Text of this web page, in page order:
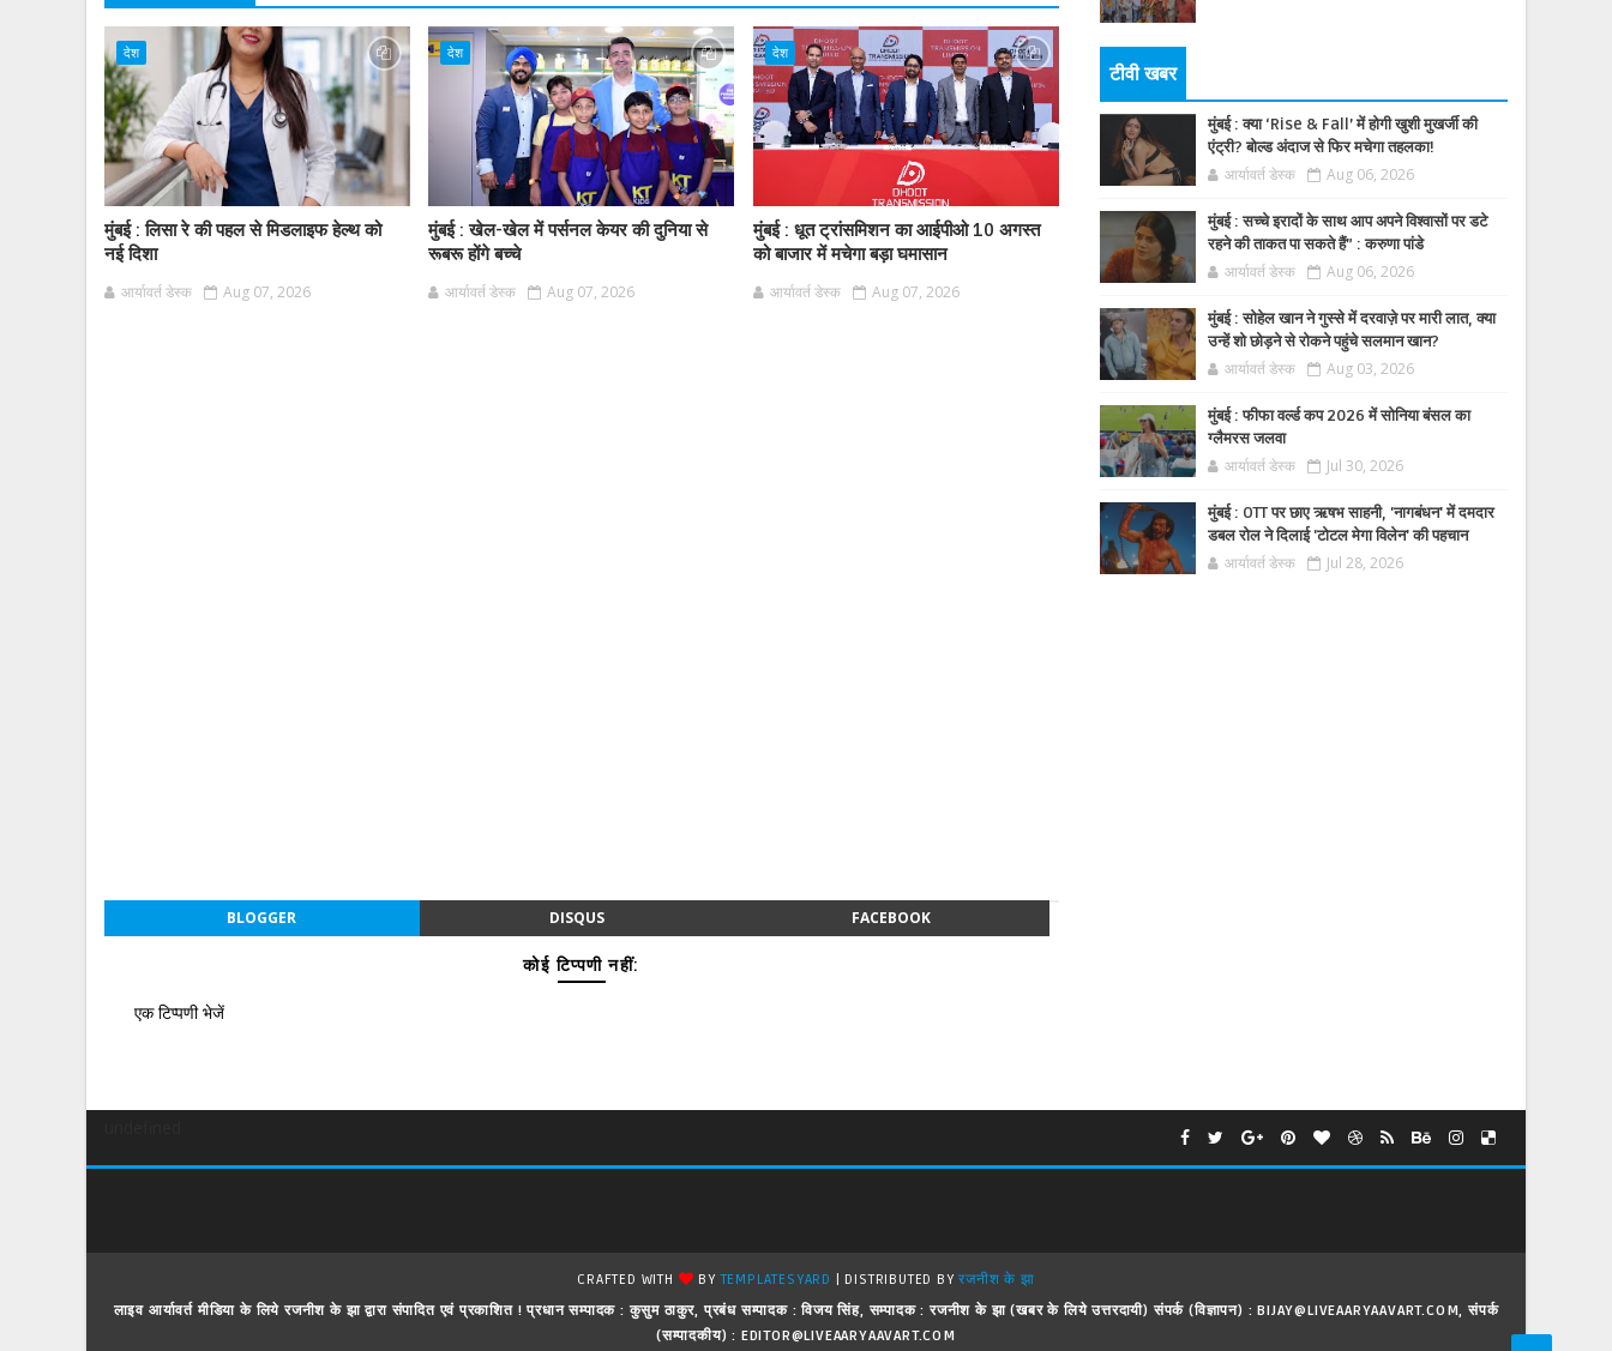
देश
मुंबई : लिसा रे की पहल से मिडलाइफ हेल्थ को
नई दिशा
आर्यावर्त डेस्क Aug 07, 2026
देश
मुंबई : खेल-खेल में पर्सनल केयर की दुनिया से
रूबरू होंगे बच्चे
आर्यावर्त डेस्क Aug 07, 2026
देश
मुंबई : धूत ट्रांसमिशन का आईपीओ 10 अगस्त
को बाजार में मचेगा बड़ा घमासान
आर्यावर्त डेस्क Aug 07, 2026
BLOGGER DISQUS FACEBOOK
कोई टिप्पणी नहीं:
एक टिप्पणी भेजें
टीवी खबर
मुंबई : क्या ‘Rise & Fall’ में होगी खुशी मुखर्जी की
एंट्री? बोल्ड अंदाज से फिर मचेगा तहलका!
आर्यावर्त डेस्क Aug 06, 2026
मुंबई : सच्चे इरादों के साथ आप अपने विश्वासों पर डटे
रहने की ताकत पा सकते हैं” : करुणा पांडे
आर्यावर्त डेस्क Aug 06, 2026
मुंबई : सोहेल खान ने गुस्से में दरवाज़े पर मारी लात, क्या
उन्हें शो छोड़ने से रोकने पहुंचे सलमान खान?
आर्यावर्त डेस्क Aug 03, 2026
मुंबई : फीफा वर्ल्ड कप 2026 में सोनिया बंसल का
ग्लैमरस जलवा
आर्यावर्त डेस्क Jul 30, 2026
मुंबई : OTT पर छाए ऋषभ साहनी, 'नागबंधन' में दमदार
डबल रोल ने दिलाई 'टोटल मेगा विलेन' की पहचान
आर्यावर्त डेस्क Jul 28, 2026
CRAFTED WITH BYTEMPLATESYARD | DISTRIBUTED BYरजनीश के झा
लाइव आर्यावर्त मीडिया के लिये रजनीश के झा द्वारा संपादित एवं प्रकाशित ! प्रधान सम्पादक : कुसुम ठाकुर, प्रबंध सम्पादक : विजय सिंह, सम्पादक : रजनीश के झा (खबर के लिये उत्तरदायी) संपर्क (विज्ञापन) : BIJAY@LIVEAARYAAVART.COM, संपर्क
(सम्पादकीय) : EDITOR@LIVEAARYAAVART.COM